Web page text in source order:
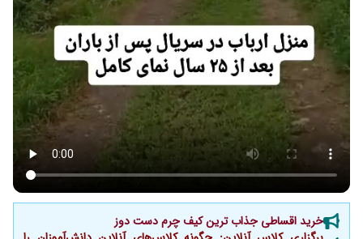
خرید اقساطی جذاب ترین کیف چرم دست دوز